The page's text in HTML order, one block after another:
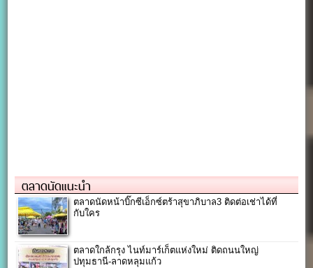
ตลาดนัดแนะนำ
ตลาดนัดหน้าบิ๊กซีเอ็กซ์ตร้าสุขาภิบาล3 ติดต่อเช่าได้ที่
กับใคร
ตลาดใกล้กรุง ไนท์มาร์เก็ตแห่งใหม่ ติดถนนใหญ่
ปทุมธานี-ลาดหลุมแก้ว